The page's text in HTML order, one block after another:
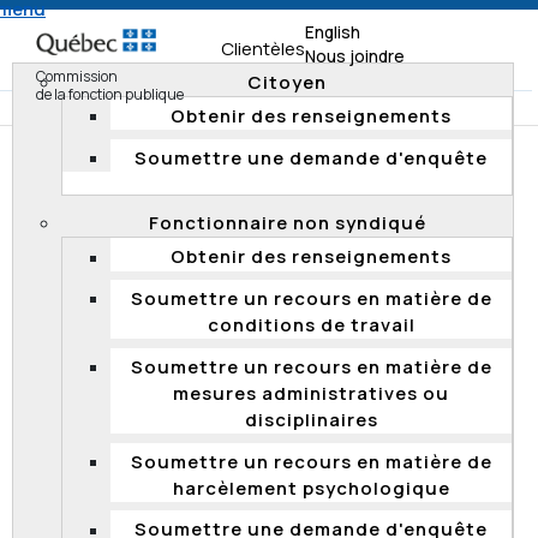
Commission
de la fonction publique
English
Nous joindre
Clientèles
Citoyen
Obtenir des renseignements
Soumettre une demande d'enquête
Fonctionnaire non syndiqué
Obtenir des renseignements
Soumettre un recours en matière de
conditions de travail
Soumettre un recours en matière de
mesures administratives ou
disciplinaires
Soumettre un recours en matière de
harcèlement psychologique
Soumettre une demande d'enquête
Accueil Documentation
Décisions
Décisions 2023
Fonctionnaire syndiqué : absence de compétence de la
Commission sur un appel en matière de conditions de
Fonctionnaire syndiqué : absence de
compétence de la Commission sur un
appel en matière de conditions de travail
(2023 QCCFP 23)
Le 26 septembre 2023, la Commission a déclaré qu’elle
n’avait pas compétence pour entendre un appel en